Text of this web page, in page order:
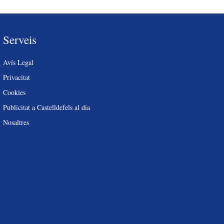
Serveis
Avís Legal
Privacitat
Cookies
Publicitat a Castelldefels al dia
Nosaltres